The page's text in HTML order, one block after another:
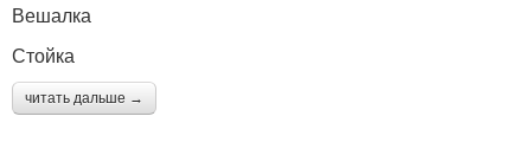
Вешалка
Стойка
читать дальше →